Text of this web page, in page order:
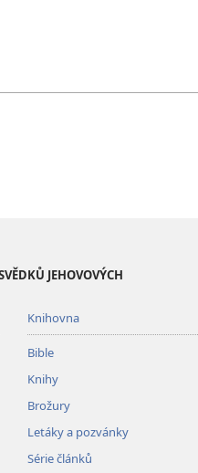
JEHOVOVÝCH
Knihovna
Bible
Knihy
Brožury
Letáky a pozvánky
Série článků